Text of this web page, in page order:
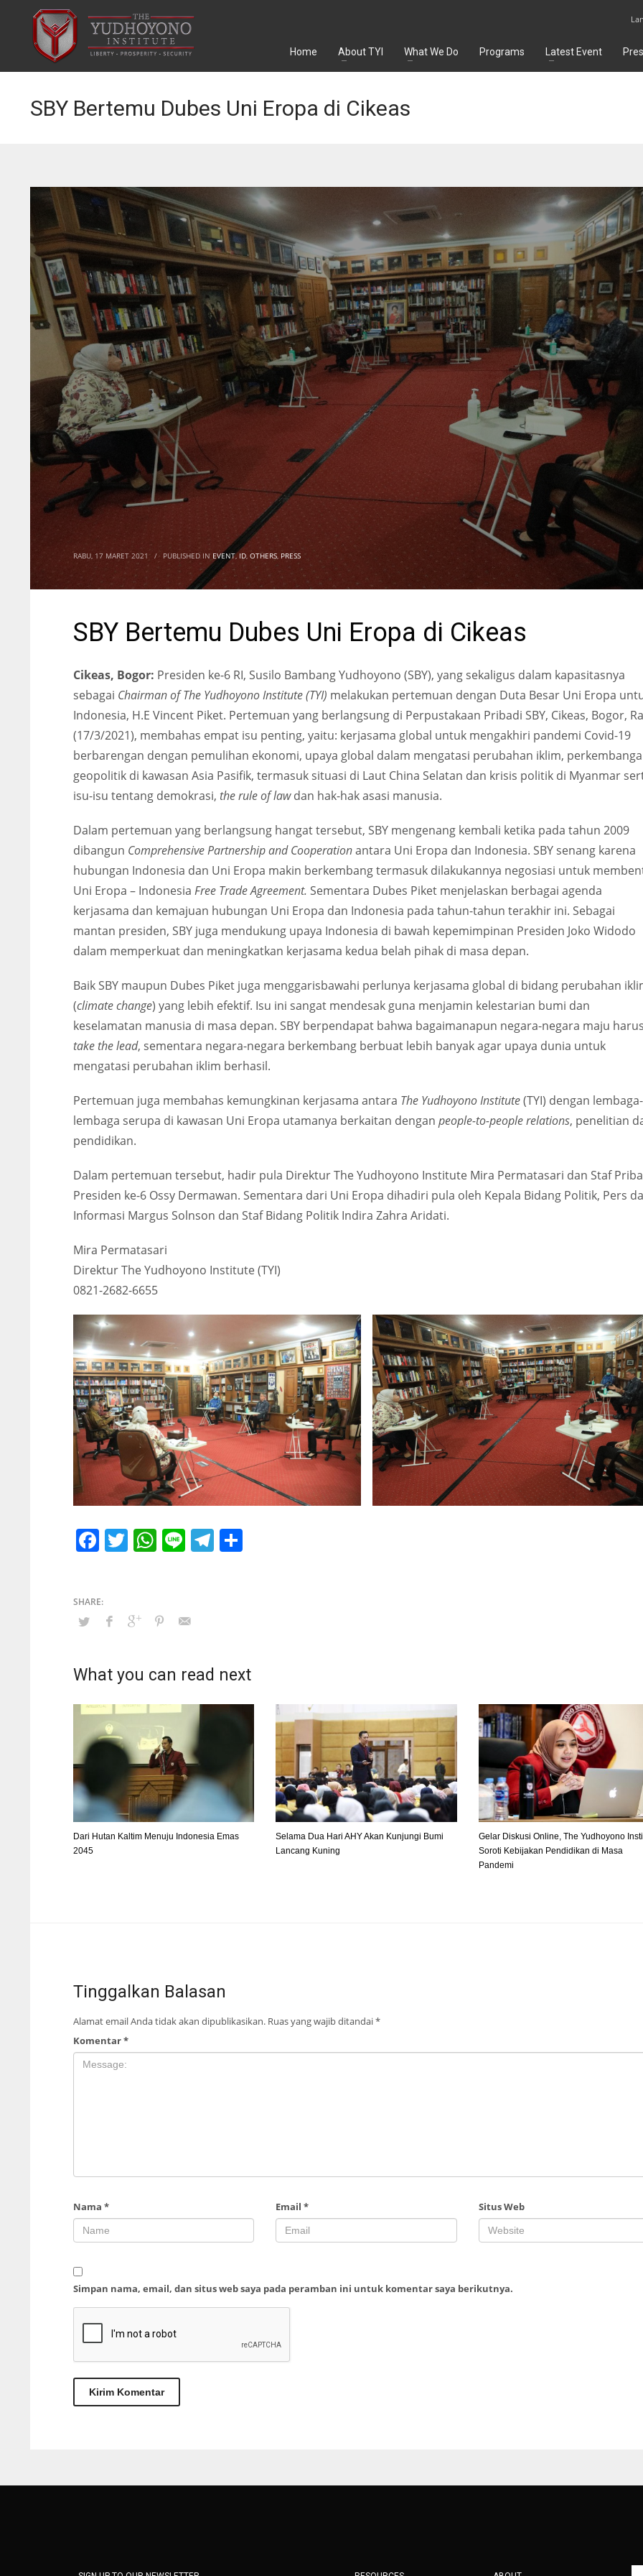
Home About TYI What We Do Programs Latest Event
SBY Bertemu Dubes Uni Eropa di Cikeas
RABU, 17 MARET 2021 / PUBLISHED IN EVENT,ID OTHERS PRESS
SBY Bertemu Dubes Uni Eropa di Cikeas
Cikeas, Bogor: Presiden ke-6 RI, Susilo Bambang Yudhoyono (SBY), yang sekaligus dalam kapasitasnya
sebagai Chairman of The Yudhoyono Institute (TYI) melakukan pertemuan dengan Duta Besar Uni Eropa
Indonesia, H.E Vincent Piket. Pertemuan yang berlangsung di Perpustakaan Pribadi SBY, Cikeas, Bogor,
(17/3/2021), membahas empat isu penting, yaitu: kerjasama global untuk mengakhiri pandemi Covid-19
berbarengan dengan pemulihan ekonomi, upaya global dalam mengatasi perubahan iklim,
geopolitik di kawasan Asia Pasifik, termasuk situasi di Laut China Selatan dan krisis politik di Myanmar
isu-isu tentang demokrasi, the rule of lawdan hak-hak asasi manusia.
Dalam pertemuan yang berlangsung hangat tersebut, SBY mengenang kembali ketika pada tahun 2009
dibangun Comprehensive Partnership and Cooperationantara Uni Eropa dan Indonesia. SBY senang karena
hubungan Indonesia dan Uni Eropa makin berkembang termasuk dilakukannya negosiasi untuk
Uni Eropa – Indonesia Free Trade Agreement. Sementara Dubes Piket menjelaskan berbagai agenda
kerjasama dan kemajuan hubungan Uni Eropa dan Indonesia pada tahun-tahun terakhir ini. Sebagai
mantan presiden, SBY juga mendukung upaya Indonesia di bawah kepemimpinan Presiden Joko Widodo
dalam memperkuat dan meningkatkan kerjasama kedua belah pihak di masa depan.
Baik SBY maupun Dubes Piket juga menggarisbawahi perlunya kerjasama global di bidang perubahan
(climate change) yang lebih efektif. Isu ini sangat mendesak guna menjamin kelestarian bumi dan
keselamatan manusia di masa depan. SBY berpendapat bahwa bagaimanapun negara-negara maju
take the lead, sementara negara-negara berkembang berbuat lebih banyak agar upaya dunia untuk
mengatasi perubahan iklim berhasil.
Pertemuan juga membahas kemungkinan kerjasama antara The Yudhoyono Institute(TYI) dengan lembaga-
lembaga serupa di kawasan Uni Eropa utamanya berkaitan dengan people-to-people relations, penelitian
pendidikan.
Dalam pertemuan tersebut, hadir pula Direktur The Yudhoyono Institute Mira Permatasari dan Staf
Presiden ke-6 Ossy Dermawan. Sementara dari Uni Eropa dihadiri pula oleh Kepala Bidang Politik, Pers
Informasi Margus Solnson dan Staf Bidang Politik Indira Zahra Aridati.
Mira Permatasari
Direktur The Yudhoyono Institute (TYI)
0821-2682-6655
Facebook
Twitter
WhatsApp
LineTelegram
What you can read next
Dari Hutan Kaltim Menuju Indonesia Emas
2045
Selama Dua Hari AHY Akan Kunjungi Bumi
Lancang Kuning
Gelar Diskusi Online, The Yudhoyono
Soroti Kebijakan Pendidikan di Masa
Pandemi
Tinggalkan Balasan
Alamat email Anda tidak akan dipublikasikan. Ruas yang wajib ditandai*
Komentar*
Nama * Email* Situs Web
Simpan nama, email, dan situs web saya pada peramban ini untuk komentar saya berikutnya.